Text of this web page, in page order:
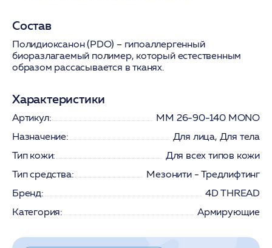
Состав
Полидиоксанон (PDO) – гипоаллергенный
биоразлагаемый полимер, который естественным
образом рассасывается в тканях.
Характеристики
Артикул:
МM 26-90-140 MONO
Назначение:
Для лица, Для тела
Тип кожи:
Для всех типов кожи
Тип средства:
Мезонити - Тредлифтинг
Бренд:
4D THREAD
Категория:
Армирующие